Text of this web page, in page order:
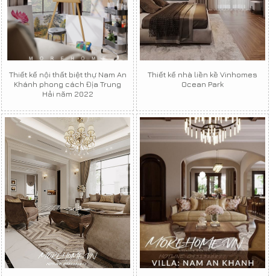
Thiết kế nội thất biệt thự Nam An
Khánh phong cách Địa Trung
Hải năm 2022
Thiết kế nhà liền kề Vinhomes
Ocean Park